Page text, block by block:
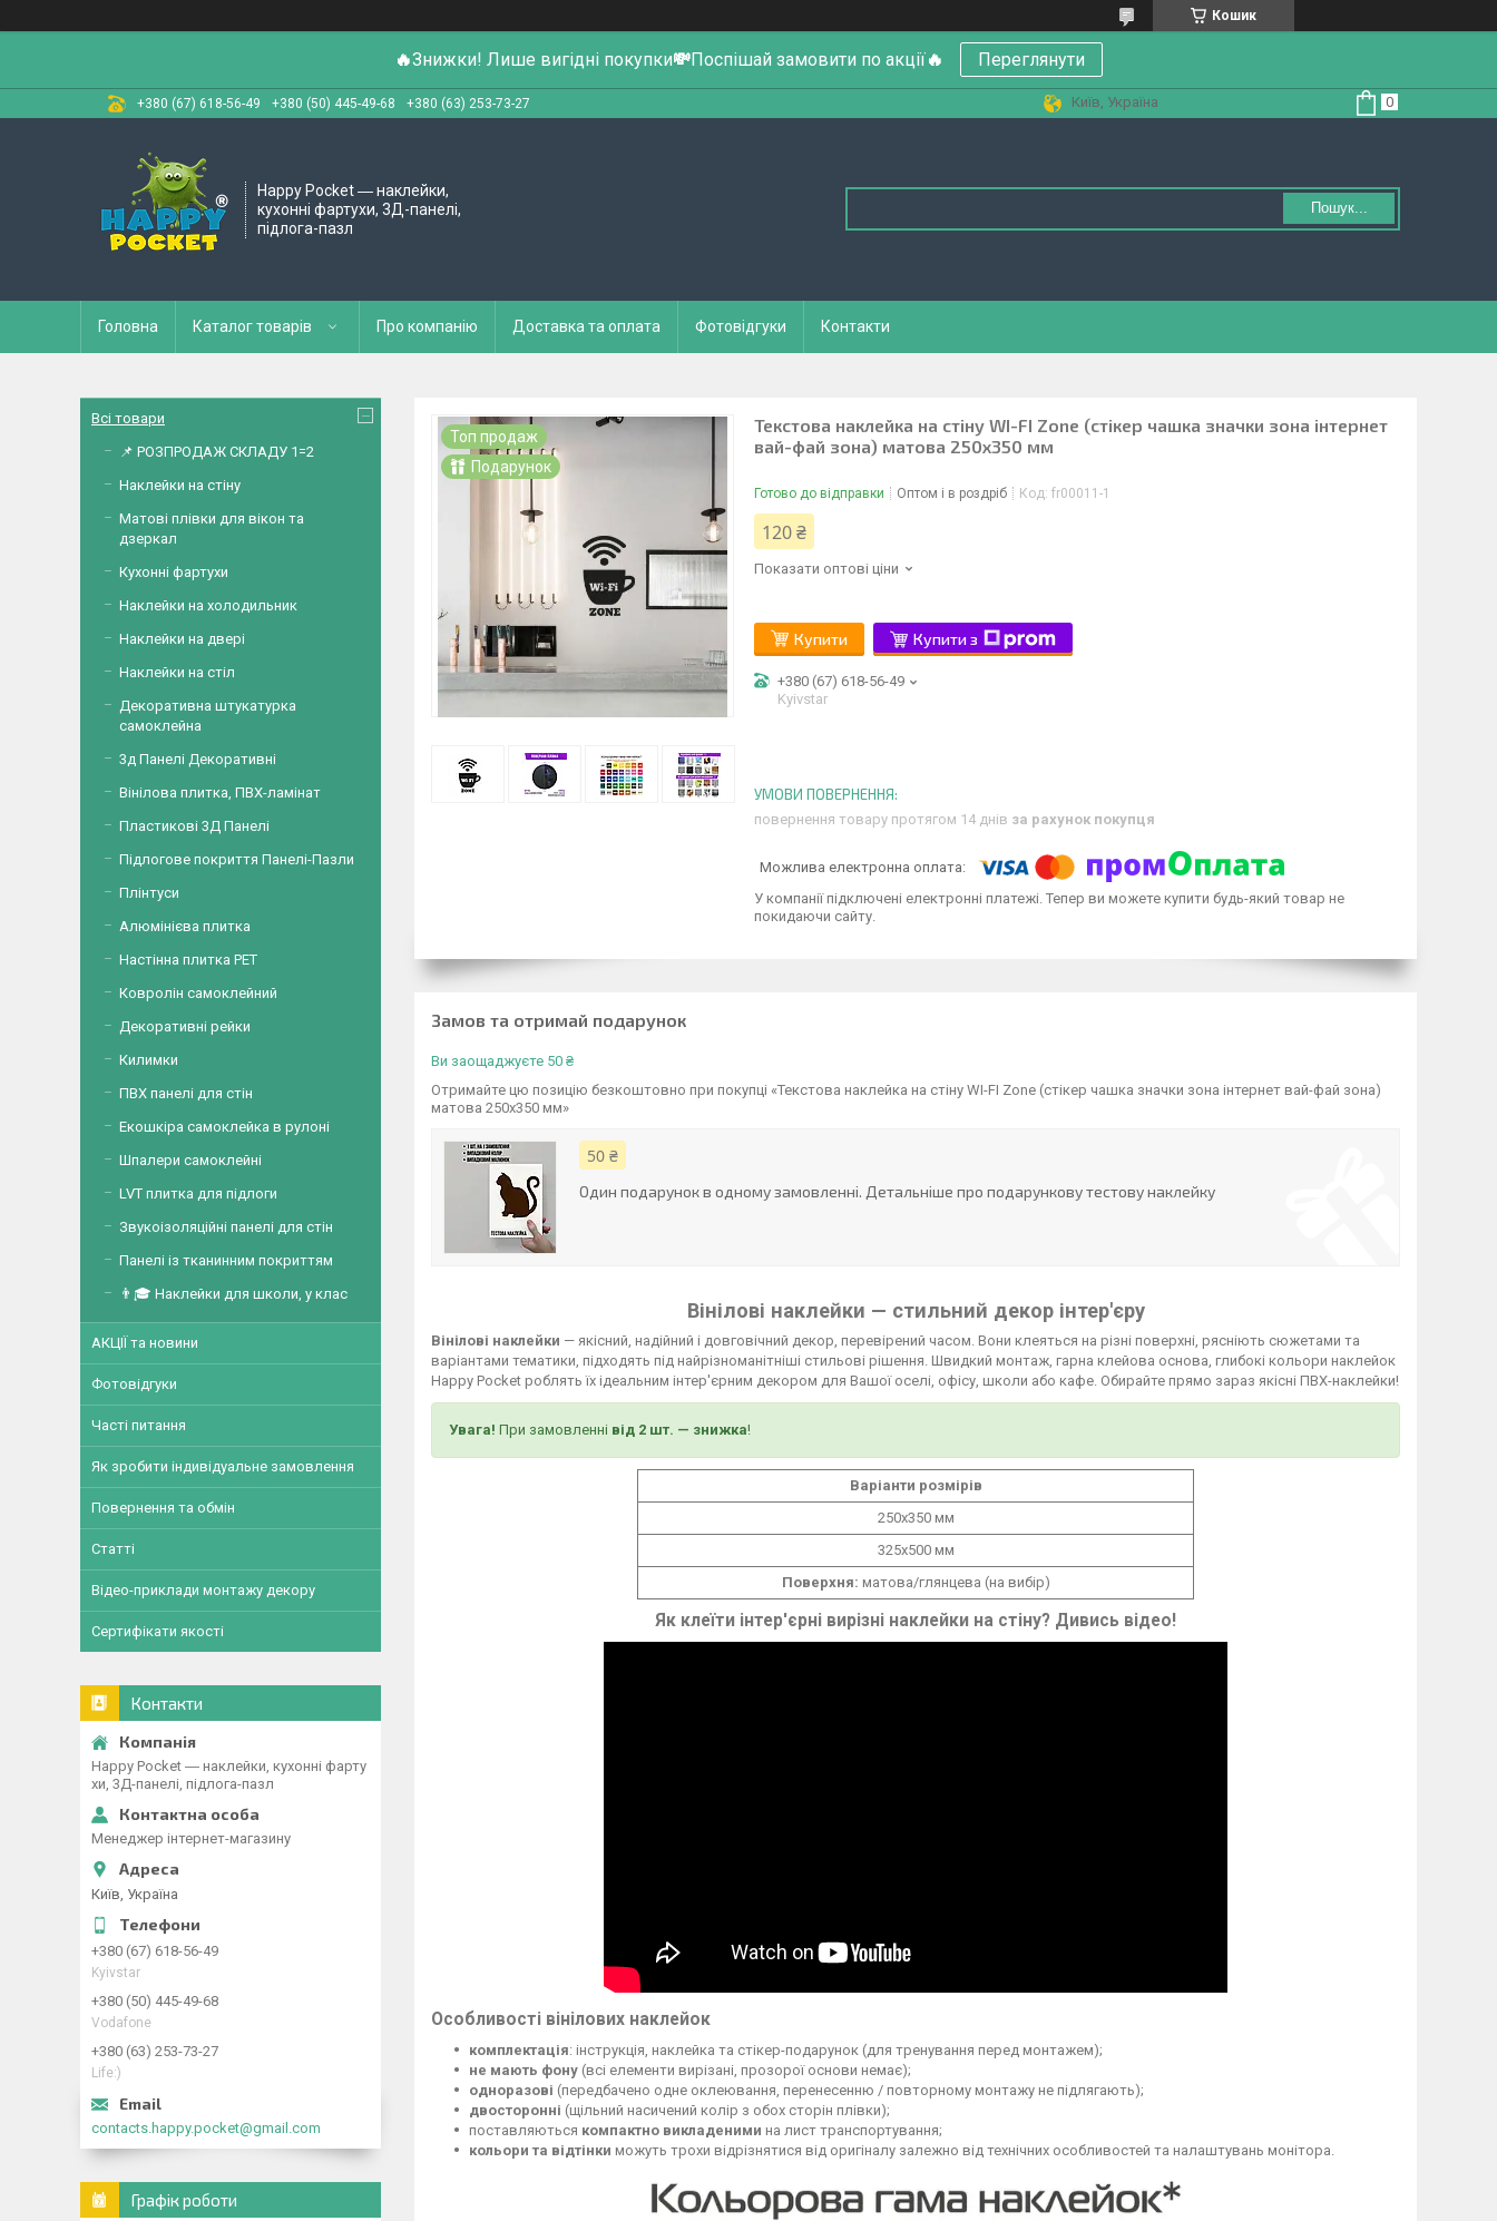
Кошик
🔥Знижки! Лише вигідні покупки💸Поспішай замовити по акції🔥 Переглянути
+380 (67) 618-56-49 +380 (50) 445-49-68 +380 (63) 253-73-27 Київ, Україна
Happy Pocket ― наклейки,
кухонні фартухи, 3Д-панелі,
підлога-пазл
Пошук...
Головна Каталог товарів Про компанію Доставка та оплата Фотовідгуки Контакти
Подарунок
Топ продаж
Текстова наклейка на стіну WI-FI Zone (стікер чашка значки зона інтернет
вай-фай зона) матова 250х350 мм
Готово до відправки Оптом і в роздріб Код: fr00011-1
120 ₴
Показати оптові ціни
Купити Купити з
+380 (67) 618-56-49
Kyivstar
повернення товару протягом 14 днів за рахунок покупця
У компанії підключені електронні платежі. Тепер ви можете купити будь-який товар не
покидаючи сайту.
Замов та отримай подарунок
Ви заощаджуєте 50 ₴
Отримайте цю позицію безкоштовно при покупці «Текстова наклейка на стіну WI-FI Zone (стікер чашка значки зона інтернет вай-фай зона)
матова 250х350 мм»
50 ₴
Один подарунок в одному замовленні. Детальніше про подарункову тестову наклейку
Вінілові наклейки — стильний декор інтер'єру
Вінілові наклейки — якісний, надійний і довговічний декор, перевірений часом. Вони клеяться на різні поверхні, рясніють сюжетами та
варіантами тематики, підходять під найрізноманітніші стильові рішення. Швидкий монтаж, гарна клейова основа, глибокі кольори наклейок
Happy Pocket роблять їх ідеальним інтер'єрним декором для Вашої оселі, офісу, школи або кафе. Обирайте прямо зараз якісні ПВХ-наклейки!
Увага! При замовленні від 2 шт. — знижка!
Варіанти розмірів
250х350 мм
325х500 мм
Поверхня: матова/глянцева (на вибір)
Як клеїти інтер'єрні вирізні наклейки на стіну? Дивись відео!
Особливості вінілових наклейок
комплектація: інструкція, наклейка та стікер-подарунок (для тренування перед монтажем);
не мають фону (всі елементи вирізані, прозорої основи немає);
одноразові (передбачено одне оклеювання, перенесенню / повторному монтажу не підлягають);
двосторонні (щільний насичений колір з обох сторін плівки);
поставляються компактно викладеними на лист транспортування;
кольори та відтінки можуть трохи відрізнятися від оригіналу залежно від технічних особливостей та налаштувань монітора.
Всі товари
📌 РОЗПРОДАЖ СКЛАДУ 1=2
Наклейки на стіну
Матові плівки для вікон та
дзеркал
Кухонні фартухи
Наклейки на холодильник
Наклейки на двері
Наклейки на стіл
Декоративна штукатурка
самоклейна
3д Панелі Декоративні
Вінілова плитка, ПВХ-ламінат
Пластикові 3Д Панелі
Підлогове покриття Панелі-Пазли
Плінтуси
Алюмінієва плитка
Настінна плитка PET
Ковролін самоклейний
Декоративні рейки
Килимки
ПВХ панелі для стін
Екошкіра самоклейка в рулоні
Шпалери самоклейні
LVT плитка для підлоги
Звукоізоляційні панелі для стін
Панелі із тканинним покриттям
👨🎓 Наклейки для школи, у клас
АКЦІЇ та новини
Фотовідгуки
Часті питання
Як зробити індивідуальне замовлення
Повернення та обмін
Статті
Відео-приклади монтажу декору
Сертифікати якості
Контакти
Happy Pocket ― наклейки, кухонні фарту
хи, 3Д-панелі, підлога-пазл
Менеджер інтернет-магазину
Київ, Україна
+380 (67) 618-56-49
Kyivstar
+380 (50) 445-49-68
Vodafone
+380 (63) 253-73-27
Life:)
contacts.happy.pocket@gmail.com
Графік роботи